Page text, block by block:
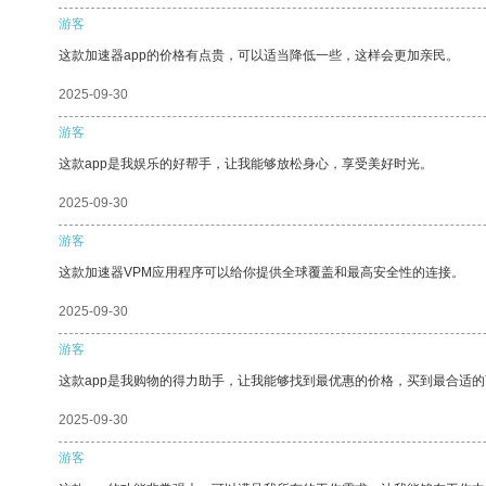
游客
这款加速器app的价格有点贵，可以适当降低一些，这样会更加亲民。
2025-09-30
游客
这款app是我娱乐的好帮手，让我能够放松身心，享受美好时光。
2025-09-30
游客
这款加速器VPM应用程序可以给你提供全球覆盖和最高安全性的连接。
2025-09-30
游客
这款app是我购物的得力助手，让我能够找到最优惠的价格，买到最合适
2025-09-30
游客